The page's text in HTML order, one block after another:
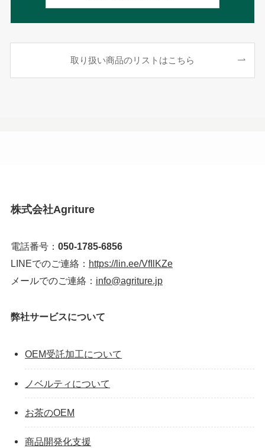
取り扱い商品のリストはこちら
株式会社Agriture
電話番号： 050-1785-6856
LINEでのご連絡： https://lin.ee/VfIlKZe
メールでのご連絡： info@agriture.jp
弊社サービスについて
OEM受託加工について
ノベルティについて
お茶のOEM
商品開発化支援